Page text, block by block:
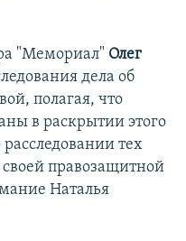
"Мемориал" Олег
дела об
полагая, что
в раскрытии этого
тех
правозащитной
Наталья